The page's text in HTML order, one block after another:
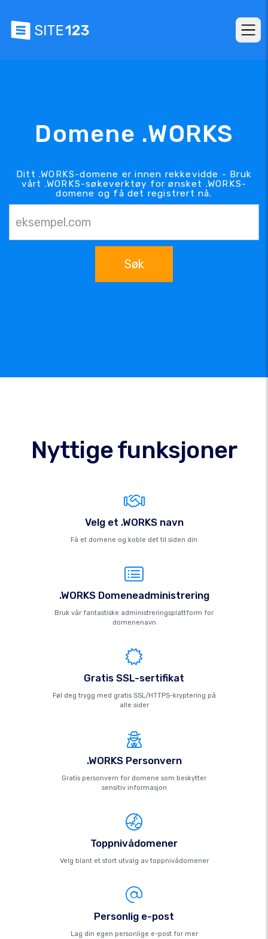
Domene .WORKS
Ditt .WORKS-domene er innen rekkevidde - Bruk
vårt .WORKS-søkeverktøy for ønsket .WORKS-
domene og få det registrert nå.
Søk
Nyttige funksjoner
Velg et .WORKS navn
Få et domene og koble det til siden din
.WORKS Domeneadministrering
Bruk vår fantastiske administreringsplattform for
domenenavn
Gratis SSL-sertifikat
Føl deg trygg med gratis SSL/HTTPS-kryptering på
alle sider
.WORKS Personvern
Gratis personvern for domene som beskytter
sensitiv informasjon
Toppnivådomener
Velg blant et stort utvalg av toppnivådomener
Personlig e-post
Lag din egen personlige e-post for mer